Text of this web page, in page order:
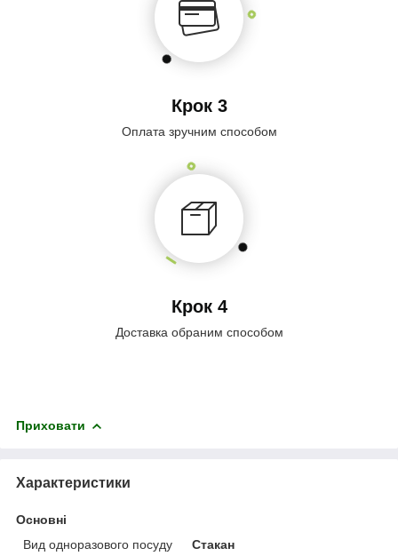
Крок 3
Оплата зручним способом
Крок 4
Доставка обраним способом
Приховати
Характеристики
Основні
Вид одноразового посуду
Стакан